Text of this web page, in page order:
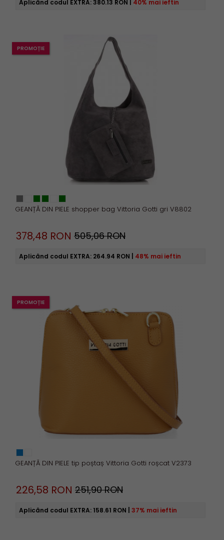
Aplicând codul EXTRA:380.13 RON 40% mai ieftin
GEANȚĂ DIN PIELE shopper bag Vittoria Gotti gri V8802
PROMOȚIE
378,48 RON 505,06 RON
Aplicând codul EXTRA: 264.94 RON 48% mai ieftin
GEANȚĂ DIN PIELE tip poștaș Vittoria Gotti roșcat V2373
PROMOȚIE
226,58 RON 251,90 RON
Aplicând codul EXTRA: 158.61 RON 37% mai ieftin